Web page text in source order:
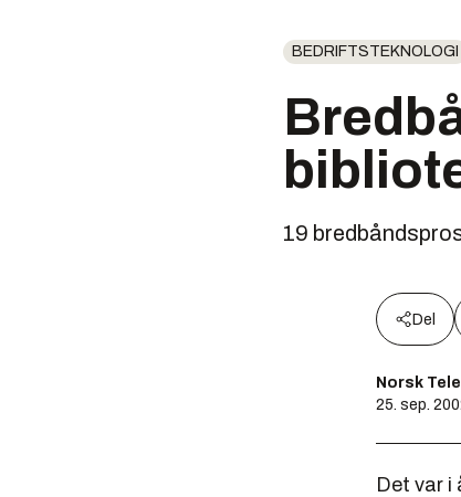
BEDRIFTSTEKNOLOGI
19
Del
Norsk
25. sep.
Det var i